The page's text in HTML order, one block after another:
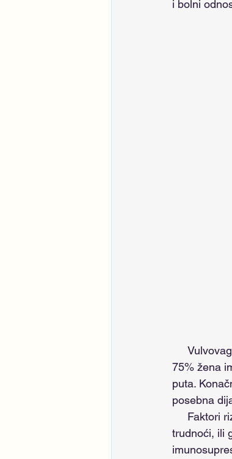
i bolni
75% žena
puta.
posebna
trudnoći, ili